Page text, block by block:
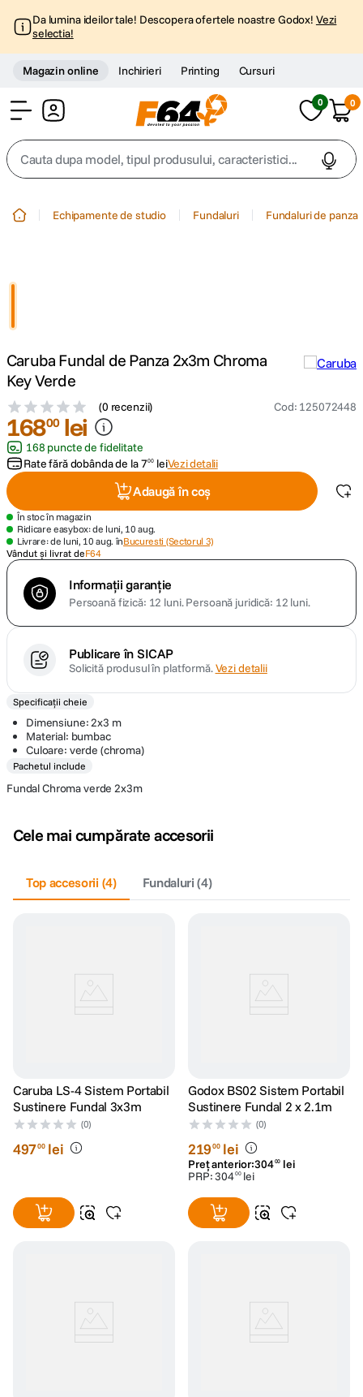
Da lumina ideilor tale! Descopera ofertele noastre Godox! Vezi
selectia!
Magazin online Inchirieri Printing Cursuri
0 0
Cauta dupa model, tipul produsului, caracteristici...
4. peak design
canon sx740 hs
6. lavaliera
sony fx
8. card memorie
9. dji mic mini
10. dji osmo
Echipamente de studio Fundaluri Fundaluri de panza
Caruba Fundal de Panza 2x3m Chroma
Key Verde
(0 recenzii) Cod: 125072448
16800 lei
168 puncte de fidelitate
Rate fără dobânda de la700 leiVezi detalii
Adaugă în coș
În stoc în magazin
Ridicare easybox: de luni, 10 aug.
Livrare: de luni, 10 aug. înBucuresti (Sectorul 3)
Vândut și livrat deF64
Informații garanție
Persoană fizică: 12 luni.Persoană juridică: 12 luni.
Publicare în SICAP
Solicită produsul în platformă.Vezi detalii
Specificații cheie
Dimensiune: 2x3 m
Material: bumbac
Culoare: verde (chroma)
Pachetul include
Fundal Chroma verde 2x3m
Cele mai cumpărate accesorii
Top accesorii (4) Fundaluri (4)
Caruba LS-4 Sistem Portabil
Sustinere Fundal 3x3m
(0)
49700 lei
Godox BS02 Sistem Portabil
Sustinere Fundal 2 x 2.1m
(0)
21900 lei
Preț anterior:30400 lei
PRP:30400 lei